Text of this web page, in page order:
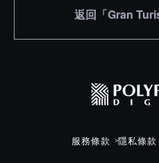
返回「Gran
服務條款 隱私條款